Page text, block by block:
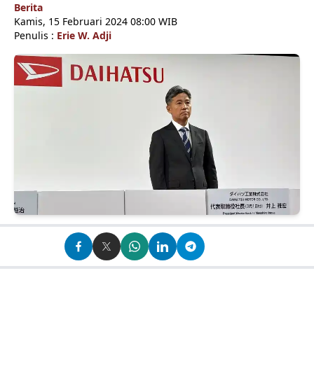
Berita
Kamis, 15 Februari 2024 08:00 WIB
Penulis : Erie W. Adji